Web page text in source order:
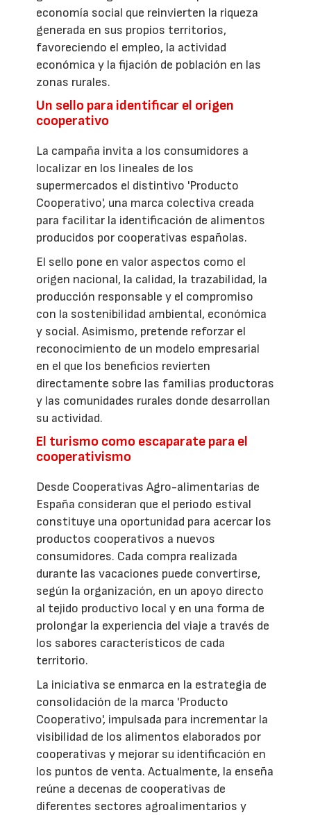
economía social que reinvierten la riqueza
generada en sus propios territorios,
favoreciendo el empleo, la actividad
económica y la fijación de población en las
zonas rurales.
Un sello para identificar el origen
cooperativo
La campaña invita a los consumidores a
localizar en los lineales de los
supermercados el distintivo 'Producto
Cooperativo', una marca colectiva creada
para facilitar la identificación de alimentos
producidos por cooperativas españolas.
El sello pone en valor aspectos como el
origen nacional, la calidad, la trazabilidad, la
producción responsable y el compromiso
con la sostenibilidad ambiental, económica
y social. Asimismo, pretende reforzar el
reconocimiento de un modelo empresarial
en el que los beneficios revierten
directamente sobre las familias productoras
y las comunidades rurales donde desarrollan
su actividad.
El turismo como escaparate para el
cooperativismo
Desde Cooperativas Agro-alimentarias de
España consideran que el periodo estival
constituye una oportunidad para acercar los
productos cooperativos a nuevos
consumidores. Cada compra realizada
durante las vacaciones puede convertirse,
según la organización, en un apoyo directo
al tejido productivo local y en una forma de
prolongar la experiencia del viaje a través de
los sabores característicos de cada
territorio.
La iniciativa se enmarca en la estrategia de
consolidación de la marca 'Producto
Cooperativo', impulsada para incrementar la
visibilidad de los alimentos elaborados por
cooperativas y mejorar su identificación en
los puntos de venta. Actualmente, la enseña
reúne a decenas de cooperativas de
diferentes sectores agroalimentarios y